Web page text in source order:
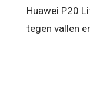
Huawei P20
tegen vallen